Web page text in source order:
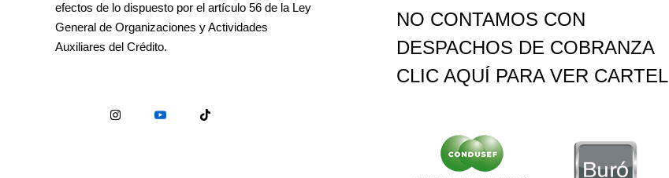
efectos de lo dispuesto por el artículo 56 de la Ley
General de Organizaciones y Actividades
Auxiliares del Crédito.
NO CONTAMOS CON
DESPACHOS DE COBRANZA
CLIC AQUÍ PARA VER CARTEL